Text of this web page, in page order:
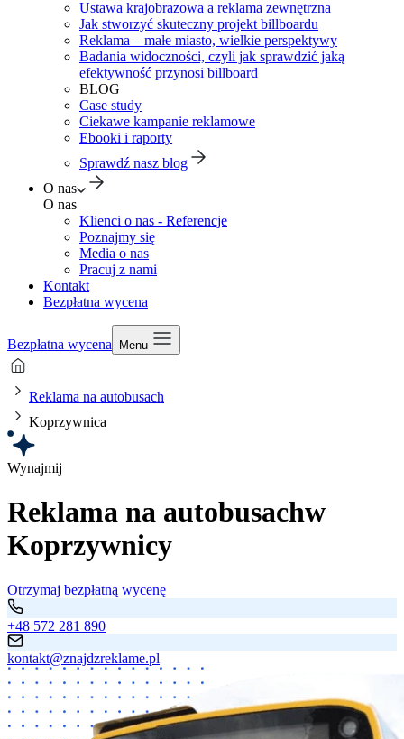
Ustawa krajobrazowa a reklama zewnętrzna
Jak stworzyć skuteczny projekt billboardu
Reklama – małe miasto, wielkie perspektywy
Badania widoczności, czyli jak sprawdzić jaką
efektywność przynosi billboard
BLOG
Case study
Ciekawe kampanie reklamowe
Ebooki i raporty
Sprawdź nasz blog
O nas
O nas
Klienci o nas - Referencje
Poznajmy się
Media o nas
Pracuj z nami
Kontakt
Bezpłatna wycena
Bezpłatna wycena Menu
Reklama na autobusach
Koprzywnica
Wynajmij
Reklama na autobusachw
Koprzywnicy
Otrzymaj bezpłatną wycenę
+48 572 281 890
kontakt@znajdzreklame.pl